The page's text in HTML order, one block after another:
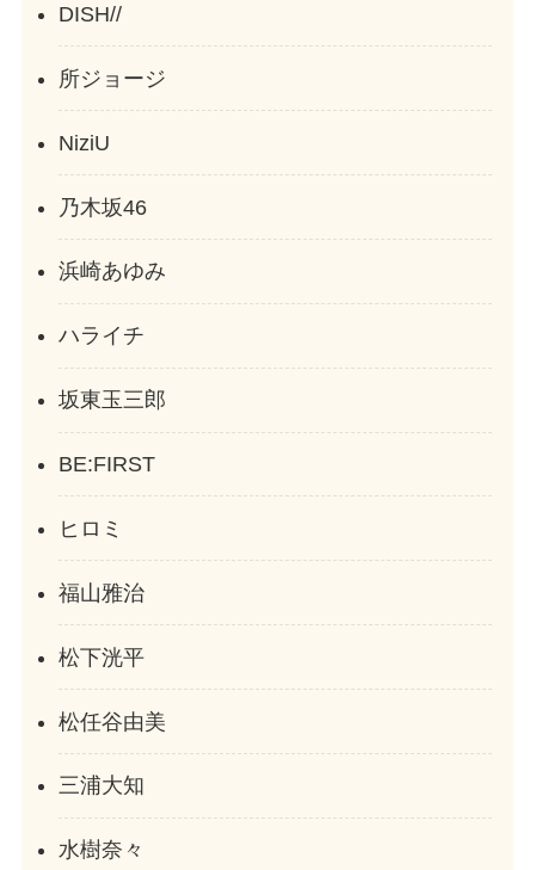
DISH//
所ジョージ
NiziU
乃木坂46
浜崎あゆみ
ハライチ
坂東玉三郎
BE:FIRST
ヒロミ
福山雅治
松下洸平
松任谷由美
三浦大知
水樹奈々